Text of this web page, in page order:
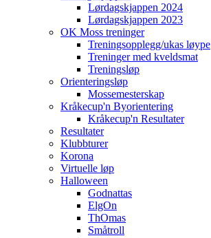
Lørdagskjappen 2024
Lørdagskjappen 2023
OK Moss treninger
Treningsopplegg/ukas løype
Treninger med kveldsmat
Treningsløp
Orienteringsløp
Mossemesterskap
Kråkecup'n Byorientering
Kråkecup'n Resultater
Resultater
Klubbturer
Korona
Virtuelle løp
Halloween
Godnattas
ElgOn
ThOmas
Småtroll